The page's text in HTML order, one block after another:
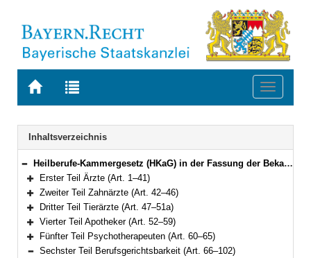
Zur
BAYERN.RECHT
Zur
letzten
Suche
Toggle
Navigation
Inhaltsverzeichnis
Bereich reduzieren
Heilberufe-Kammergesetz (HKaG) in der Fassung der Bekanntmachung vom 6. Februar 2002 (GVBl. S. 42, 43) BayRS 2122-3-G (Art. 1–103)
Bereich erweitern
Erster Teil Ärzte (Art. 1–41)
Bereich erweitern
Zweiter Teil Zahnärzte (Art. 42–46)
Bereich erweitern
Dritter Teil Tierärzte (Art. 47–51a)
Bereich erweitern
Vierter Teil Apotheker (Art. 52–59)
Bereich erweitern
Fünfter Teil Psychotherapeuten (Art. 60–65)
Sechster Teil Berufsgerichtsbarkeit (Art. 66–102)